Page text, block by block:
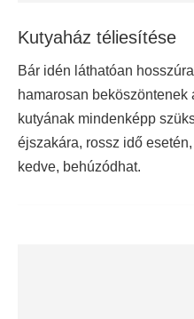
Kutyaház téliesítése
Bár idén láthatóan
hamarosan beköszöntenek
kutyának mindenképp
éjszakára, rossz idő
kedve, behúzódhat.